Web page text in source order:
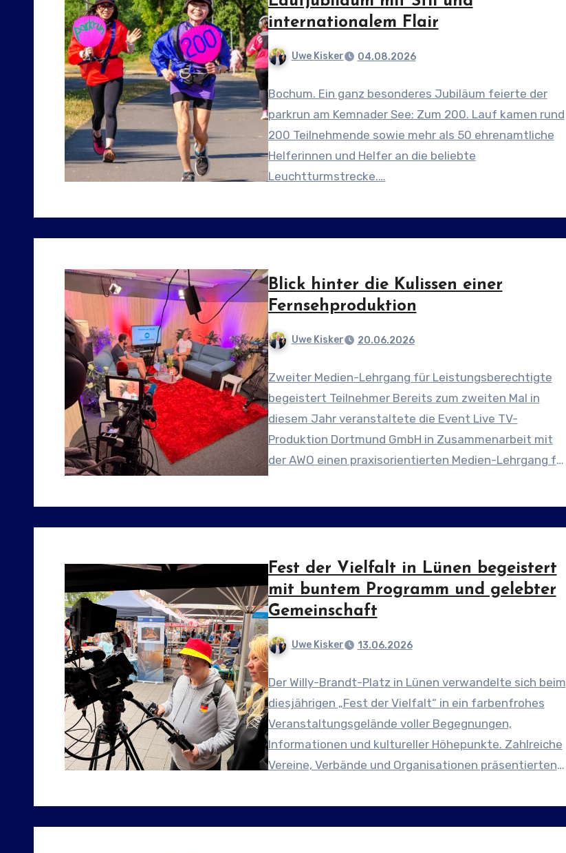
internationalem Flair
Uwe Kisker 04.08.2026
Bochum. Ein ganz besonderes Jubiläum feierte der
parkrun am Kemnader See: Zum 200. Lauf kamen rund
200 Teilnehmende sowie mehr als 50 ehrenamtliche
Helferinnen und Helfer an die beliebte
Leuchtturmstrecke.…
Blick hinter die Kulissen einer
Fernsehproduktion
Uwe Kisker 20.06.2026
Zweiter Medien-Lehrgang für Leistungsberechtigte
begeistert Teilnehmer Bereits zum zweiten Mal in
diesem Jahr veranstaltete die Event Live TV-
Produktion Dortmund GmbH in Zusammenarbeit mit
der AWO einen praxisorientierten Medien-Lehrgang für
Fest der Vielfalt in Lünen begeistert
mit buntem Programm und gelebter
Gemeinschaft
Uwe Kisker 13.06.2026
Der Willy-Brandt-Platz in Lünen verwandelte sich beim
diesjährigen „Fest der Vielfalt“ in ein farbenfrohes
Veranstaltungsgelände voller Begegnungen,
Informationen und kultureller Höhepunkte. Zahlreiche
Vereine, Verbände und Organisationen präsentierten